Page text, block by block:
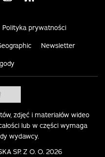
Polityka prywatności
Newsletter
zdjęć i materiałów wideo
lub w części wymaga
wydawcy.
SP. Z O. O. 2026